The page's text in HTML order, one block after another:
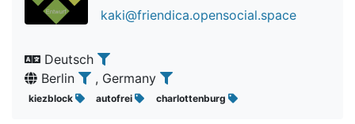
kaki@friendica.opensocial.space
Deutsch
Berlin
, Germany
kiezblock autofrei charlottenburg